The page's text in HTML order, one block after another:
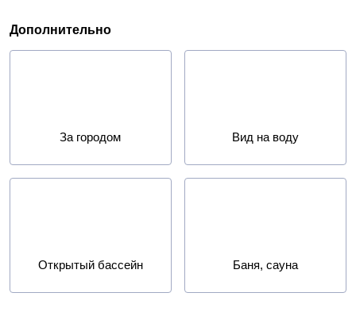
Дополнительно
За городом Вид на воду
Открытый бассейн Баня, сауна